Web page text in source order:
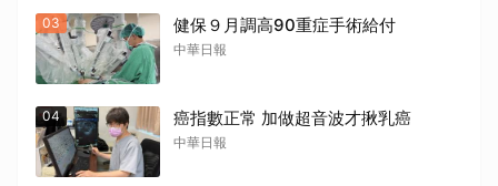
03 健保９月調高90重症手術給付
中華日報
04 癌指數正常 加做超音波才揪乳癌
中華日報